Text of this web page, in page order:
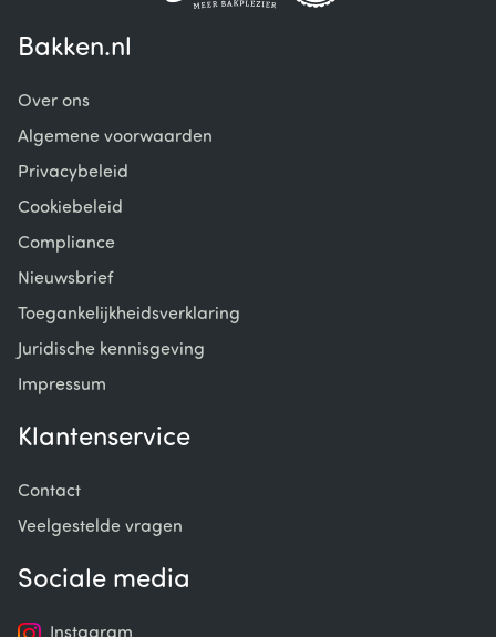
Bakken.nl
Over ons
Algemene voorwaarden
Privacybeleid
Cookiebeleid
Compliance
Nieuwsbrief
Toegankelijkheidsverklaring
Juridische kennisgeving
Impressum
Klantenservice
Contact
Veelgestelde vragen
Sociale media